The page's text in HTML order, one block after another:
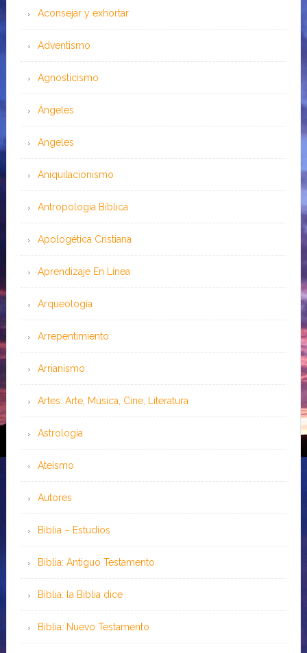
Aconsejar y exhortar
Adventismo
Agnosticismo
Ángeles
Angeles
Aniquilacionismo
Antropología Bíblica
Apologética Cristiana
Aprendizaje En Línea
Arqueología
Arrepentimiento
Arrianismo
Artes: Arte, Música, Cine, Literatura
Astrología
Ateísmo
Autores
Biblia – Estudios
Biblia: Antiguo Testamento
Biblia: la Biblia dice
Biblia: Nuevo Testamento